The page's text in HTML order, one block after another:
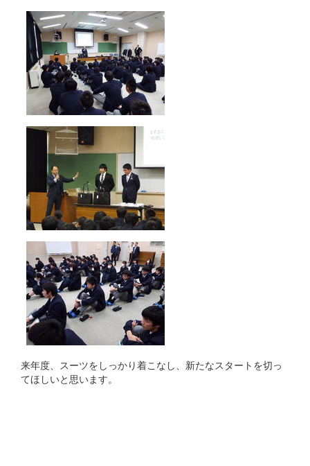
来年度、スーツをしっかり着こなし、新たなスタートを切っ
てほしいと思います。